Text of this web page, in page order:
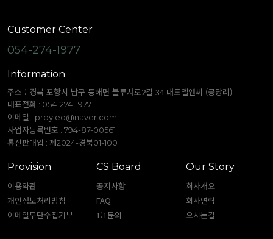
Customer Center
054-274-1977
Information
주소 : 경북 포항시 남구 동해면 블루서로2길 34 대도엘앤씨 (공당리)
대표전화 : 054-274-1977
이메일 : proyled@naver.com
사업자등록번호 : 794-87-00561
통신판매업 : 제2024-경북01-100
Provision
이용약관
개인정보처리방침
이메일무단수집거부
CS Board
공지사항
FAQ
1:1문의
Our Story
회사개요
회사연혁
오시는길